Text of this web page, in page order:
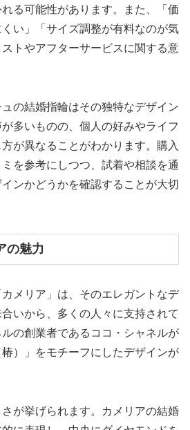
る可能性があります。また、「価
い」「サイズ調整が有料なのが気
トやアフターサービスに関する意
の結婚指輪はその独特なデザイン
多いものの、個人の好みやライフ
が異なることがわかります。購入
を参考にしつつ、試着や相談を通
ンかどうかを確認することが大切
の魅力
メリア」は、そのエレガントなデ
いから、多くの人々に支持されて
の創業者であるココ・シャネルが
）」をモチーフにしたデザインが
が挙げられます。カメリアの結婚